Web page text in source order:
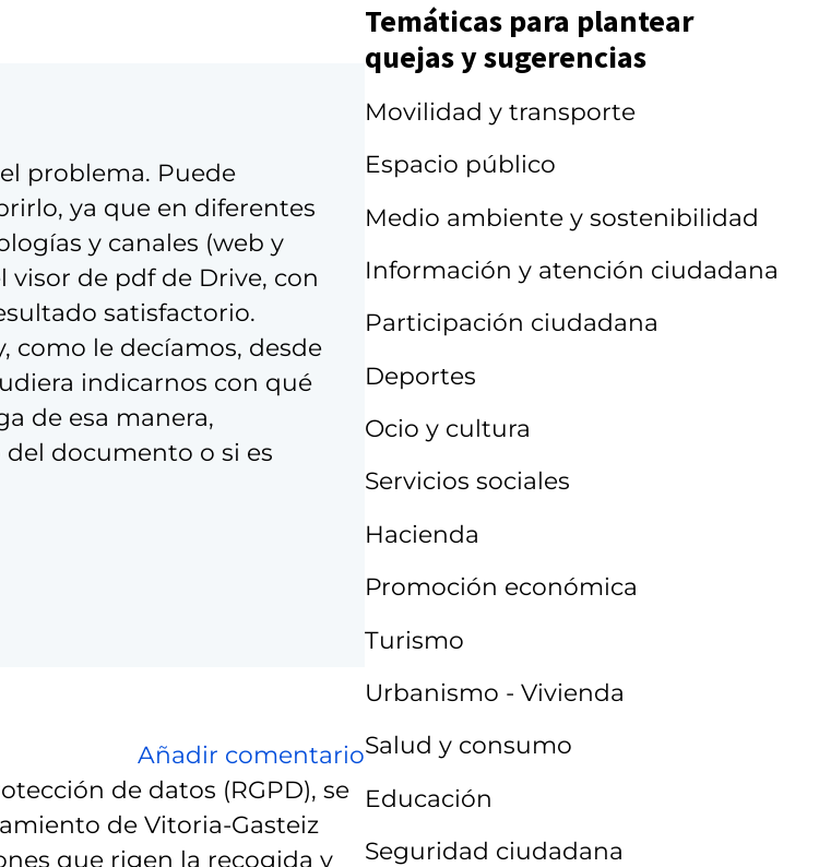
problema. Puede
ya que en diferentes
y canales (web y
visor de pdf de Drive, con
satisfactorio.
como le decíamos, desde
indicarnos con qué
de esa manera,
documento o si es
Añadir comentario
de datos (RGPD), se
de Vitoria-Gasteiz
que rigen la recogida y
Temáticas para plantear
quejas y sugerencias
Movilidad y transporte
Espacio público
Medio ambiente y sostenibilidad
Información y atención ciudadana
Participación ciudadana
Deportes
Ocio y cultura
Servicios sociales
Hacienda
Promoción económica
Turismo
Urbanismo - Vivienda
Salud y consumo
Educación
Seguridad ciudadana